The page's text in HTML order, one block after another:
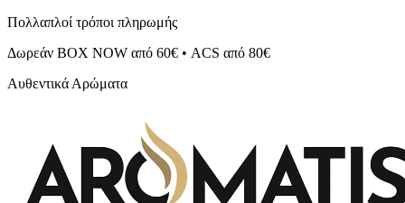
Πολλαπλοί τρόποι πληρωμής
Δωρεάν BOX NOW από 60€ • ACS από 80€
Αυθεντικά Αρώματα